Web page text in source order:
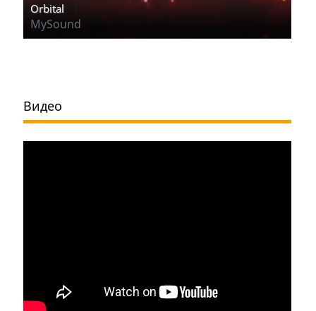
Orbital
MySound
Видео